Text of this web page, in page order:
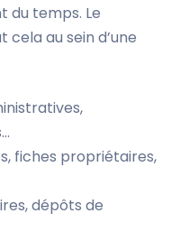
du temps. Le
cela au sein d’une
fiches propriétaires,
dépôts de